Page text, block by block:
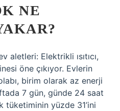
NE
aletleri: Elektrikli ısıtıcı,
öne çıkıyor. Evlerin
birim olarak az enerji
7 gün, günde 24 saat
tüketiminin yüzde 31’ini